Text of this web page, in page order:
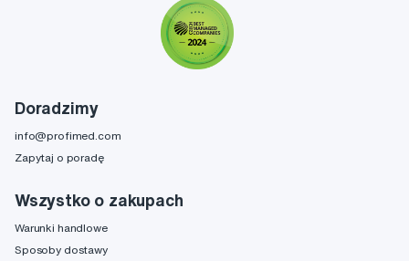
Doradzimy
info@profimed.com
Zapytaj o poradę
Wszystko o zakupach
Warunki handlowe
Sposoby dostawy